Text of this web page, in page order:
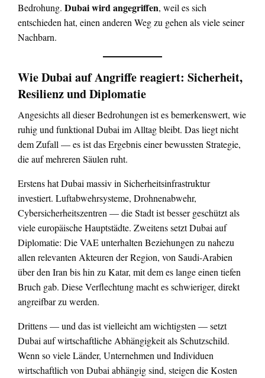
Bedrohung. Dubai wird angegriffen, weil es sich
entschieden hat, einen anderen Weg zu gehen als viele seiner
Nachbarn.
Wie Dubai auf Angriffe reagiert: Sicherheit,
Resilienz und Diplomatie
Angesichts all dieser Bedrohungen ist es bemerkenswert, wie
ruhig und funktional Dubai im Alltag bleibt. Das liegt nicht
dem Zufall — es ist das Ergebnis einer bewussten Strategie,
die auf mehreren Säulen ruht.
Erstens hat Dubai massiv in Sicherheitsinfrastruktur
investiert. Luftabwehrsysteme, Drohnenabwehr,
Cybersicherheitszentren — die Stadt ist besser geschützt als
viele europäische Hauptstädte. Zweitens setzt Dubai auf
Diplomatie: Die VAE unterhalten Beziehungen zu nahezu
allen relevanten Akteuren der Region, von Saudi-Arabien
über den Iran bis hin zu Katar, mit dem es lange einen tiefen
Bruch gab. Diese Verflechtung macht es schwieriger, direkt
angreifbar zu werden.
Drittens — und das ist vielleicht am wichtigsten — setzt
Dubai auf wirtschaftliche Abhängigkeit als Schutzschild.
Wenn so viele Länder, Unternehmen und Individuen
wirtschaftlich von Dubai abhängig sind, steigen die Kosten